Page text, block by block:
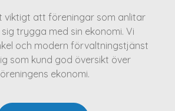
viktigt att föreningar som anlitar
trygga med sin ekonomi. Vi
och modern förvaltningstjänst
som kund god översikt över
ekonomi.